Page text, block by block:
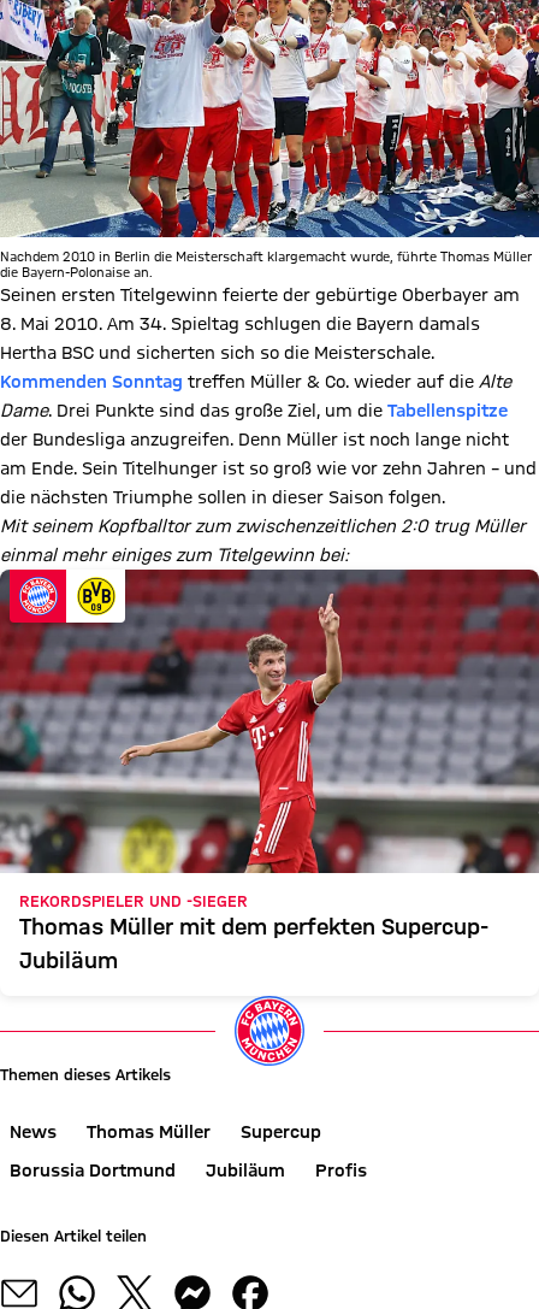
Nachdem 2010 in Berlin die Meisterschaft klargemacht wurde, führte Thomas Müller
die Bayern-Polonaise an.
Seinen ersten Titelgewinn feierte der gebürtige Oberbayer am
8. Mai 2010. Am 34. Spieltag schlugen die Bayern damals
Hertha BSC und sicherten sich so die Meisterschale.
Kommenden Sonntag treffen Müller & Co. wieder auf die Alte
Dame. Drei Punkte sind das große Ziel, um die Tabellenspitze
der Bundesliga anzugreifen. Denn Müller ist noch lange nicht
am Ende. Sein Titelhunger ist so groß wie vor zehn Jahren – und
die nächsten Triumphe sollen in dieser Saison folgen.
Mit seinem Kopfballtor zum zwischenzeitlichen 2:0 trug Müller
einmal mehr einiges zum Titelgewinn bei:
REKORDSPIELER UND -SIEGER
Thomas Müller mit dem perfekten Supercup-
Jubiläum
Themen dieses Artikels
News Thomas Müller
Supercup
Borussia Dortmund
Jubiläum Profis
Diesen Artikel teilen